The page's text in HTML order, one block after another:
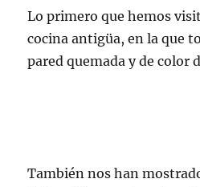
Lo primero que hemos
cocina antigüa, en la que
pared quemada y de color
También nos han